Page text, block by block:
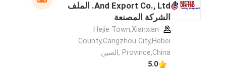
And Export Co., Ltd. الملف
الشركة المصنعة
Hejie Town,Xianxian
County,Cangzhou City,Hebei
Province,China ,الصين
5.0